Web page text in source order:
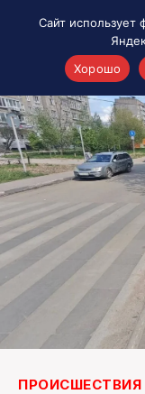
Акценты
Материалы
Проекты 7
Здоровье
Интересное
Новости
Новости
Политика
Новости
Все
ПРОИСШЕСТВИЯ
Сайт использует
Хорошо